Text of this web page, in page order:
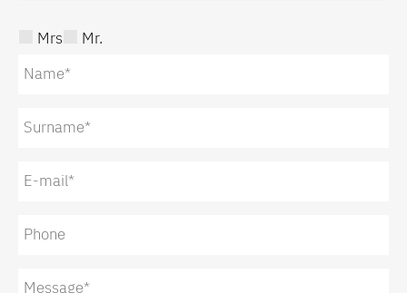
Mrs Mr.